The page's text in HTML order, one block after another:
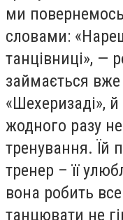
ми повернемось
словами:
танцівниці», —
займається
«Шехеризаді»,
жодного разу
тренування. Їй
тренер – її
вона робить
танцювати не